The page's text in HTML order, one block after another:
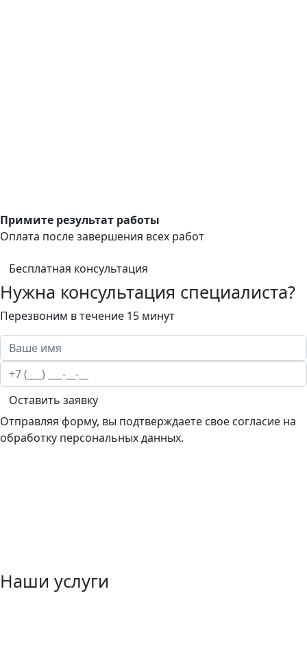
Примите результат работы
Оплата после завершения всех работ
Бесплатная консультация
Нужна консультация специалиста?
Перезвоним в течение 15 минут
Оставить заявку
Отправляя форму, вы подтверждаете свое согласие на
обработку персональных данных.
Наши услуги